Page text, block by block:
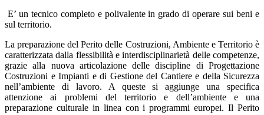
E’ un tecnico completo e polivalente in grado di operare sui beni e
sul territorio.
La preparazione del Perito delle Costruzioni, Ambiente e Territorio è
caratterizzata dalla flessibilità e interdisciplinarietà delle competenze,
grazie alla nuova articolazione delle discipline di Progettazione
Costruzioni e Impianti e di Gestione del Cantiere e della Sicurezza
nell’ambiente di lavoro. A queste si aggiunge una specifica
attenzione ai problemi del territorio e dell’ambiente e una
preparazione culturale in linea con i programmi europei. Il Perito